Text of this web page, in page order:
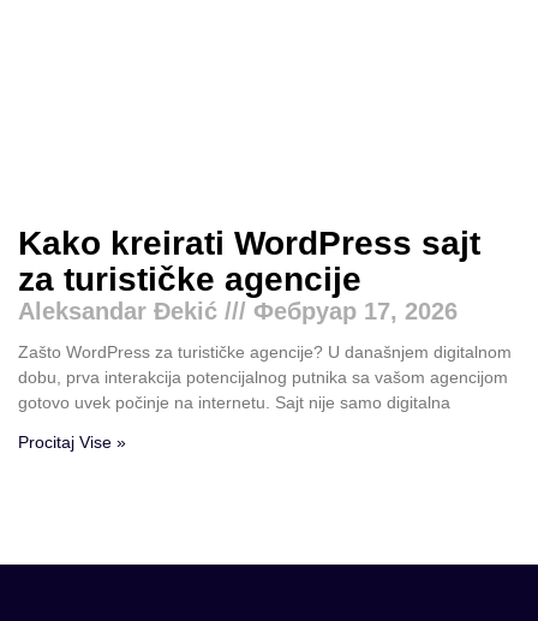
Kako kreirati WordPress sajt
za turističke agencije
Aleksandar Đekić Фебруар 17, 2026
Zašto WordPress za turističke agencije? U današnjem digitalnom
dobu, prva interakcija potencijalnog putnika sa vašom agencijom
gotovo uvek počinje na internetu. Sajt nije samo digitalna
Procitaj Vise »